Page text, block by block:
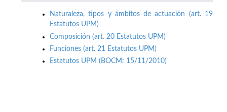
Naturaleza, tipos y ámbitos de actuación (art. 19
Estatutos UPM)
Composición (art. 20 Estatutos UPM)
Funciones (art. 21 Estatutos UPM)
Estatutos UPM (BOCM: 15/11/2010)